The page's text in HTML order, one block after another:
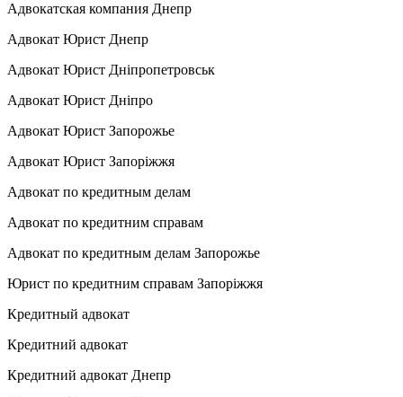
Адвокатская компания Днепр
Адвокат Юрист Днепр
Адвокат Юрист Дніпропетровськ
Адвокат Юрист Дніпро
Адвокат Юрист Запорожье
Адвокат Юрист Запоріжжя
Адвокат по кредитным делам
Адвокат по кредитним справам
Адвокат по кредитным делам Запорожье
Юрист по кредитним справам Запоріжжя
Кредитный адвокат
Кредитний адвокат
Кредитний адвокат Днепр